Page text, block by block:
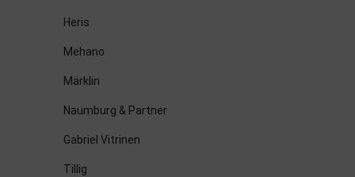
Heris
Mehano
Märklin
Naumburg & Partner
Gabriel Vitrinen
Tillig